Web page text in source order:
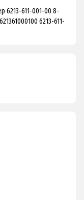
6213-611-001-00 8-
6213-611-